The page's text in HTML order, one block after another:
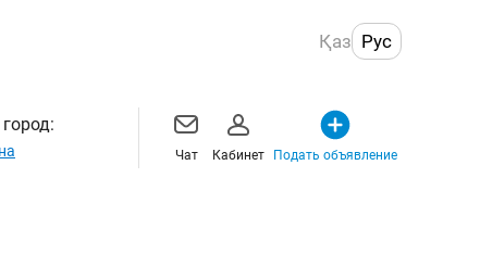
Қаз Рус
Чат Кабинет Подать объявление